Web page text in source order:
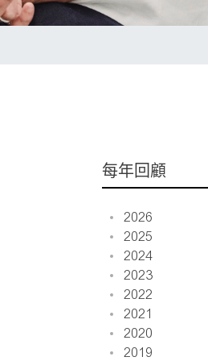
每年回顧
2026
2025
2024
2023
2022
2021
2020
2019